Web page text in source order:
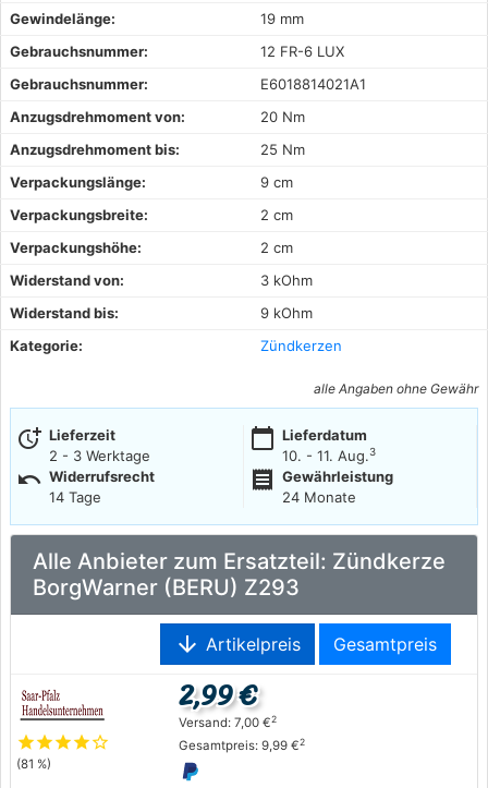
Gewindelänge:
19 mm
Gebrauchsnummer:
12 FR-6 LUX
Gebrauchsnummer:
E6018814021A1
Anzugsdrehmoment von:
20 Nm
Anzugsdrehmoment bis:
25 Nm
Verpackungslänge:
9 cm
Verpackungsbreite:
2 cm
Verpackungshöhe:
2 cm
Widerstand von:
3 kOhm
Widerstand bis:
9 kOhm
Kategorie:
Zündkerzen
alle Angaben ohne Gewähr
more_time Lieferzeit
2 - 3 Werktage
calendar_today Lieferdatum
10. - 11. Aug.3
undo Widerrufsrecht
14 Tage
receipt
Gewährleistung
24 Monate
Alle Anbieter zum Ersatzteil: Zündkerze
BorgWarner (BERU) Z293
arrow_downward Artikelpreis Gesamtpreis
starstarstarstarstar_outline
(81 %)
2,99 €
Versand: 7,00 €2
Gesamtpreis: 9,99 €2